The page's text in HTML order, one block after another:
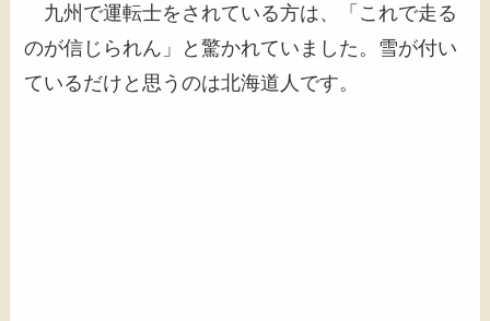
九州で運転士をされている方は、「これで走る
のが信じられん」と驚かれていました。雪が付い
ているだけと思うのは北海道人です。